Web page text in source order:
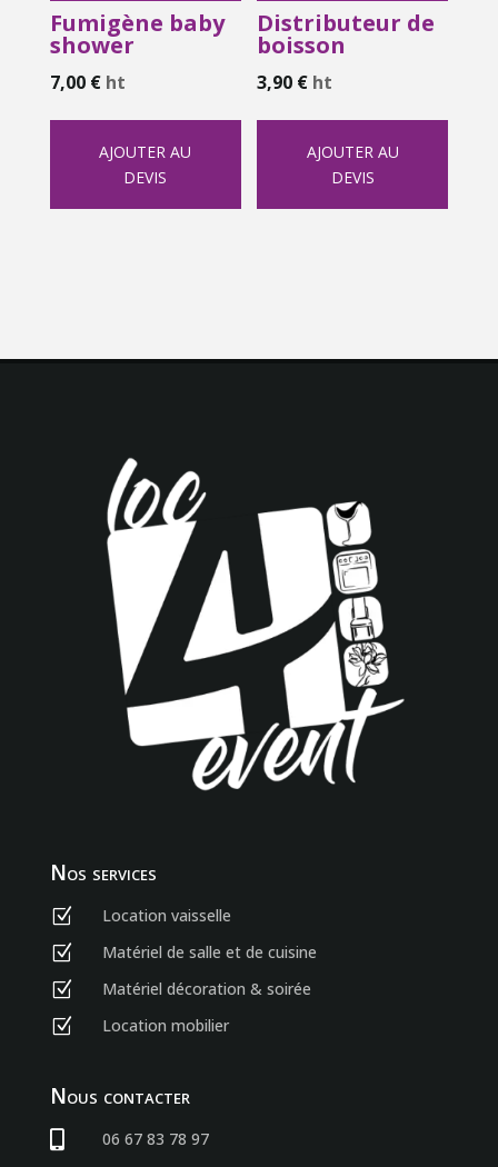
Fumigène baby
shower
7,00 € ht
AJOUTER AU
DEVIS
Distributeur de
boisson
3,90 € ht
AJOUTER AU
DEVIS
Nos services
Z Location vaisselle
Z Matériel de salle et de cuisine
Z Matériel décoration & soirée
Z Location mobilier
Nous contacter
 06 67 83 78 97